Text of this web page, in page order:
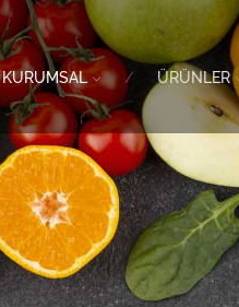
KURUMSAL ÜRÜNLER